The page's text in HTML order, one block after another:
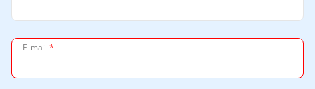
E-mail *